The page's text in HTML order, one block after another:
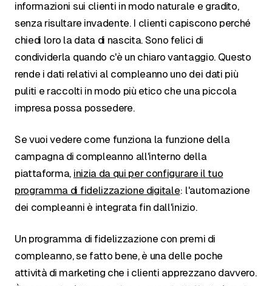
informazioni sui clienti in modo naturale e gradito,
senza risultare invadente. I clienti capiscono perché
chiedi loro la data di nascita. Sono felici di
condividerla quando c'è un chiaro vantaggio. Questo
rende i dati relativi al compleanno uno dei dati più
puliti e raccolti in modo più etico che una piccola
impresa possa possedere.
Se vuoi vedere come funziona la funzione della
campagna di compleanno all'interno della
piattaforma, inizia da qui per configurare il tuo
programma di fidelizzazione digitale: l'automazione
dei compleanni è integrata fin dall'inizio.
Un programma di fidelizzazione con premi di
compleanno, se fatto bene, è una delle poche
attività di marketing che i clienti apprezzano davvero.